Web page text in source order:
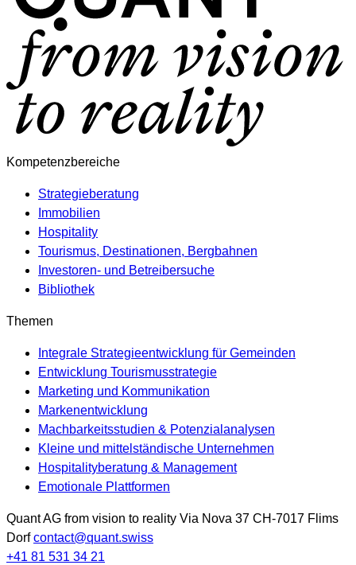
Kompetenzbereiche
Strategieberatung
Immobilien
Hospitality
Tourismus, Destinationen, Bergbahnen
Investoren- und Betreibersuche
Bibliothek
Themen
Integrale Strategieentwicklung für Gemeinden
Entwicklung Tourismusstrategie
Marketing und Kommunikation
Markenentwicklung
Machbarkeitsstudien & Potenzialanalysen
Kleine und mittelständische Unternehmen
Hospitalityberatung & Management
Emotionale Plattformen
Quant AG from vision to reality Via Nova 37 CH-7017 Flims
Dorf contact@quant.swiss
+41 81 531 34 21